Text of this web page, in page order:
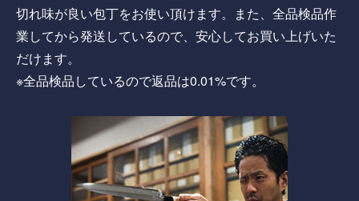
切れ味が良い包丁をお使い頂けます。また、全品検品作
業してから発送しているので、安心してお買い上げいた
だけます。
※全品検品しているので返品は0.01%です。